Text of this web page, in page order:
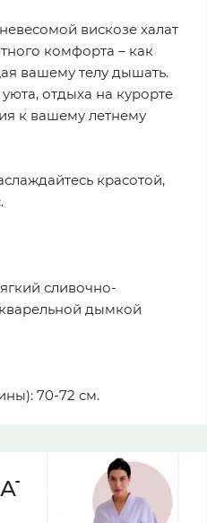
вискозе халат
комфорта – как
вашему телу дышать.
отдыха на курорте
к вашему летнему
красотой,
сливочно-
дымкой
70-72 см.